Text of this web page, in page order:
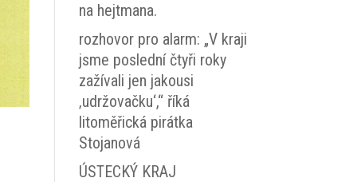
na hejtmana.
rozhovor pro alarm: „V kraji
jsme poslední čtyři roky
zažívali jen jakousi
‚udržovačku‘,“ říká
litoměřická pirátka
Stojanová
ÚSTECKÝ KRAJ